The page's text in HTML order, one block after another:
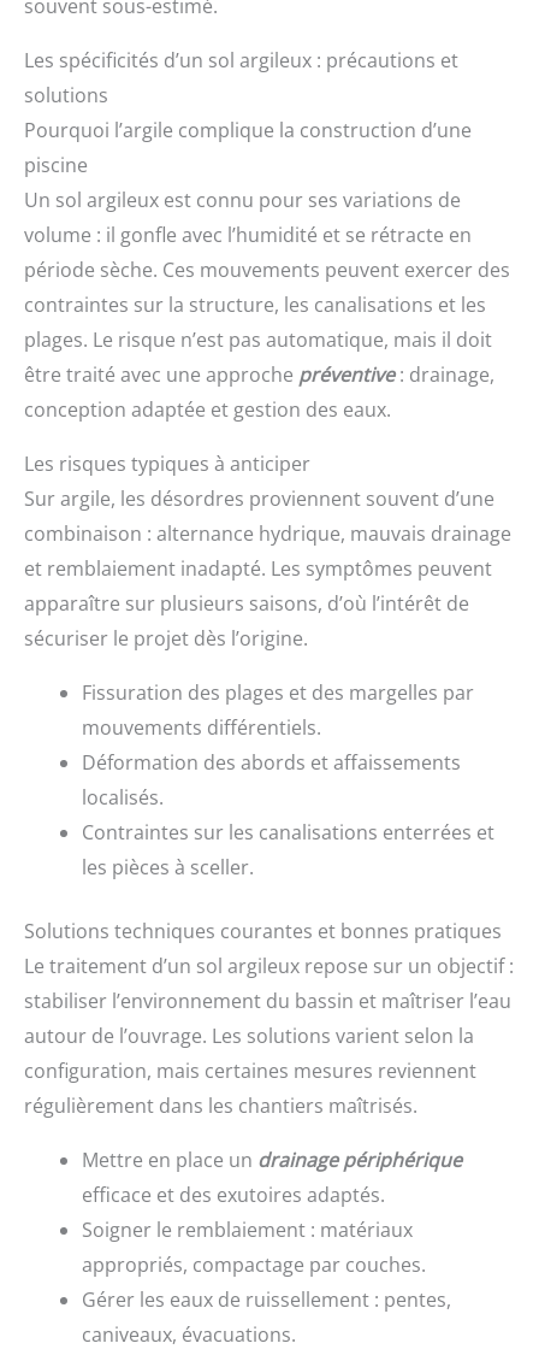
souvent sous-estimé.
Les spécificités d’un sol argileux : précautions et
solutions
Pourquoi l’argile complique la construction d’une
piscine
Un sol argileux est connu pour ses variations de
volume : il gonfle avec l’humidité et se rétracte en
période sèche. Ces mouvements peuvent exercer des
contraintes sur la structure, les canalisations et les
plages. Le risque n’est pas automatique, mais il doit
être traité avec une approche préventive: drainage,
conception adaptée et gestion des eaux.
Les risques typiques à anticiper
Sur argile, les désordres proviennent souvent d’une
combinaison : alternance hydrique, mauvais drainage
et remblaiement inadapté. Les symptômes peuvent
apparaître sur plusieurs saisons, d’où l’intérêt de
sécuriser le projet dès l’origine.
Fissuration des plages et des margelles par
mouvements différentiels.
Déformation des abords et affaissements
localisés.
Contraintes sur les canalisations enterrées et
les pièces à sceller.
Solutions techniques courantes et bonnes pratiques
Le traitement d’un sol argileux repose sur un objectif :
stabiliser l’environnement du bassin et maîtriser l’eau
autour de l’ouvrage. Les solutions varient selon la
configuration, mais certaines mesures reviennent
régulièrement dans les chantiers maîtrisés.
Mettre en place un drainage périphérique
efficace et des exutoires adaptés.
Soigner le remblaiement : matériaux
appropriés, compactage par couches.
Gérer les eaux de ruissellement : pentes,
caniveaux, évacuations.